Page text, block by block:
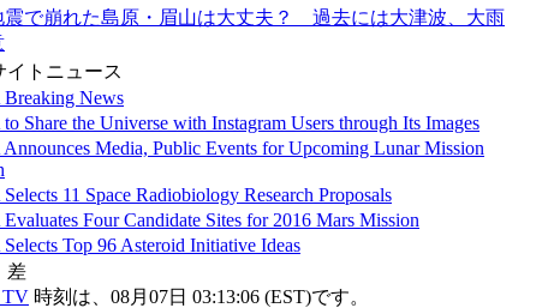
震で崩れた島原・眉山は大丈夫？ 過去には大津波、大雨
イトニュース
News
Share the Universe with Instagram Users through Its Images
Media, Public Events for Upcoming Lunar Mission
11 Space Radiobiology Research Proposals
Four Candidate Sites for 2016 Mars Mission
Top 96 Asteroid Initiative Ideas
TV 時刻は、08月07日 03:13:06 (EST)です。